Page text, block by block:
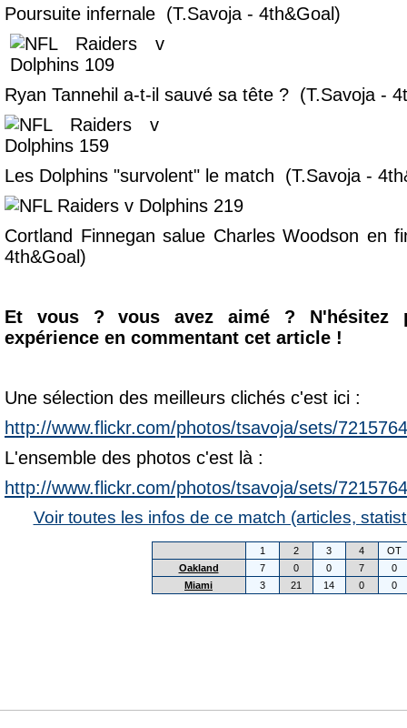
Poursuite infernale (T.Savoja - 4th&Goal)
Ryan Tannehil a-t-il sauvé sa tête ? (T.Savoja -
Les Dolphins "survolent" le match (T.Savoja -
Cortland Finnegan salue Charles Woodson en
4th&Goal)
Et vous ? vous avez aimé ? N'hésitez
expérience en commentant cet article !
Une sélection des meilleurs clichés c'est ici :
http://www.flickr.com/photos/tsavoja/sets/
L'ensemble des photos c'est là :
http://www.flickr.com/photos/tsavoja/sets/
Voir toutes les infos de ce match (articles,
1 2 3 4
OT
Oakland
7 0 0 7
0
Miami
3 21 14 0 0